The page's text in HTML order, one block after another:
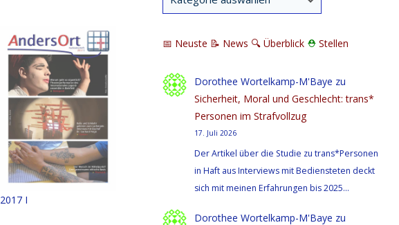
2017 I
📅 Neuste 📝 News 🔍 Überblick ⛑ Stellen
Dorothee Wortelkamp-M'Baye zu
Sicherheit, Moral und Geschlecht: trans*
Personen im Strafvollzug
17. Juli 2026
Der Artikel über die Studie zu trans*Personen
in Haft aus Interviews mit Bediensteten deckt
sich mit meinen Erfahrungen bis 2025…
Dorothee Wortelkamp-M'Baye zu